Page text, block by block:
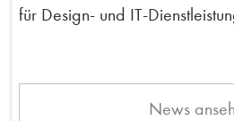
für Design- und IT-
News